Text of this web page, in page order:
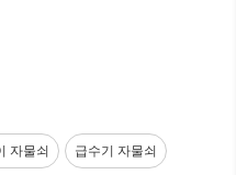
자물쇠 급수기 자물쇠